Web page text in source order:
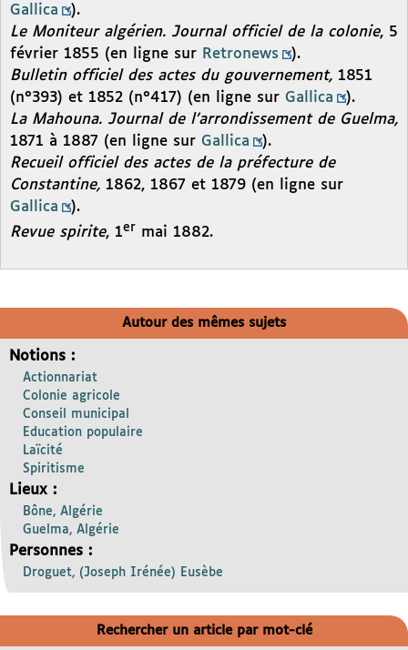
Gallica
).
Le Moniteur algérien. Journal officiel de la colonie, 5
février 1855 (en ligne sur Retronews
).
Bulletin officiel des actes du gouvernement, 1851
(n°393) et 1852 (n°417) (en ligne sur Gallica
).
La Mahouna. Journal de l’arrondissement de Guelma,
1871 à 1887 (en ligne sur Gallica
).
Recueil officiel des actes de la préfecture de
Constantine, 1862, 1867 et 1879 (en ligne sur
Gallica
).
Revue spirite, 1er mai 1882.
Autour des mêmes sujets
Notions :
Actionnariat
Colonie agricole
Conseil municipal
Education populaire
Laïcité
Spiritisme
Lieux :
Bône, Algérie
Guelma, Algérie
Personnes :
Droguet, (Joseph Irénée) Eusèbe
Rechercher un article par mot-clé